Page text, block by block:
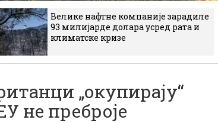
Велике нафтне компаније зарадиле
93 милијарде долара усред рата и
климатске кризе
„окупирају“
не преброје